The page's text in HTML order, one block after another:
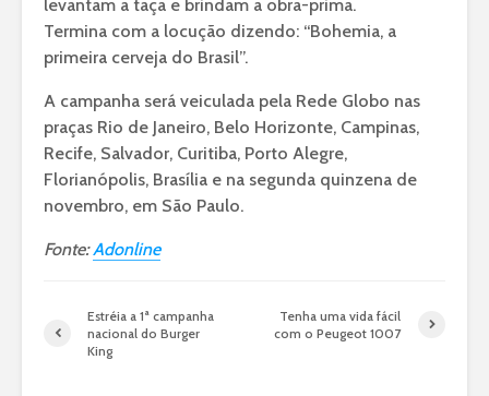
levantam a taça e brindam a obra-prima.
Termina com a locução dizendo: “Bohemia, a
primeira cerveja do Brasil”.
A campanha será veiculada pela Rede Globo nas
praças Rio de Janeiro, Belo Horizonte, Campinas,
Recife, Salvador, Curitiba, Porto Alegre,
Florianópolis, Brasília e na segunda quinzena de
novembro, em São Paulo.
Fonte:Adonline
Estréia a 1ª campanha
nacional do Burger
King
Tenha uma vida fácil
com o Peugeot 1007